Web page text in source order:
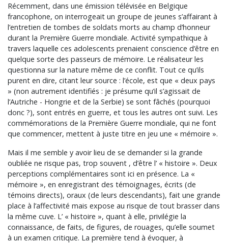
Récemment, dans une émission télévisée en Belgique
francophone, on interrogeait un groupe de jeunes s’affairant à
l’entretien de tombes de soldats morts au champ d’honneur
durant la Première Guerre mondiale. Activité sympathique à
travers laquelle ces adolescents prenaient conscience d’être en
quelque sorte des passeurs de mémoire. Le réalisateur les
questionna sur la nature même de ce conflit. Tout ce qu’ils
purent en dire, citant leur source : l’école, est que « deux pays
» (non autrement identifiés : je présume qu’il s’agissait de
l’Autriche - Hongrie et de la Serbie) se sont fâchés (pourquoi
donc ?), sont entrés en guerre, et tous les autres ont suivi. Les
commémorations de la Première Guerre mondiale, qui ne font
que commencer, mettent à juste titre en jeu une « mémoire ».
Mais il me semble y avoir lieu de se demander si la grande
oubliée ne risque pas, trop souvent , d’être l’ « histoire ». Deux
perceptions complémentaires sont ici en présence. La «
mémoire », en enregistrant des témoignages, écrits (de
témoins directs), oraux (de leurs descendants), fait une grande
place à l’affectivité mais expose au risque de tout brasser dans
la même cuve. L’ « histoire », quant à elle, privilégie la
connaissance, de faits, de figures, de rouages, qu’elle soumet
à un examen critique. La première tend à évoquer, à